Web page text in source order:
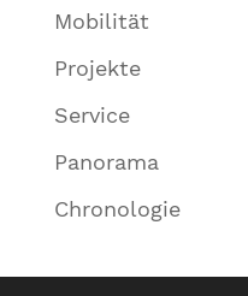
Mobilität
Projekte
Service
Panorama
Chronologie